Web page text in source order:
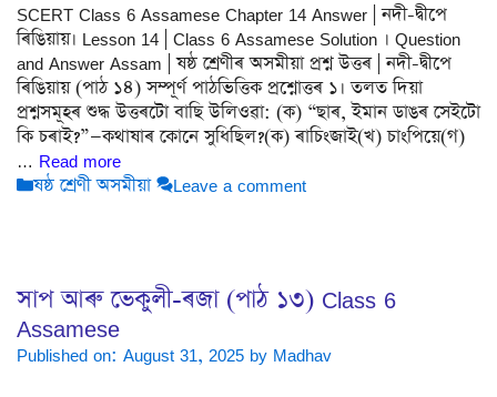
SCERT Class 6 Assamese Chapter 14 Answer | নদী-দ্বীপে
ৰিঙিয়ায়। Lesson 14 | Class 6 Assamese Solution । Question
and Answer Assam | ষষ্ঠ শ্ৰেণীৰ অসমীয়া প্ৰশ্ন উত্তৰ | নদী-দ্বীপে
ৰিঙিয়ায় (পাঠ ১৪) সম্পূৰ্ণ পাঠভিত্তিক প্ৰশ্নোত্তৰ ১। তলত দিয়া
প্ৰশ্নসমূহৰ শুদ্ধ উত্তৰটো বাছি উলিওৱা: (ক) “ছাৰ, ইমান ডাঙৰ সেইটো
কি চৰাই?”—কথাষাৰ কোনে সুধিছিল?(ক) ৰাচিংজাই(খ) চাংপিয়ে(গ)
… Read more
Categories
ষষ্ঠ শ্ৰেণী অসমীয়া Leave a comment
সাপ আৰু ভেকুলী-ৰজা (পাঠ ১৩) Class 6
Assamese
Published on: August 31, 2025 by Madhav